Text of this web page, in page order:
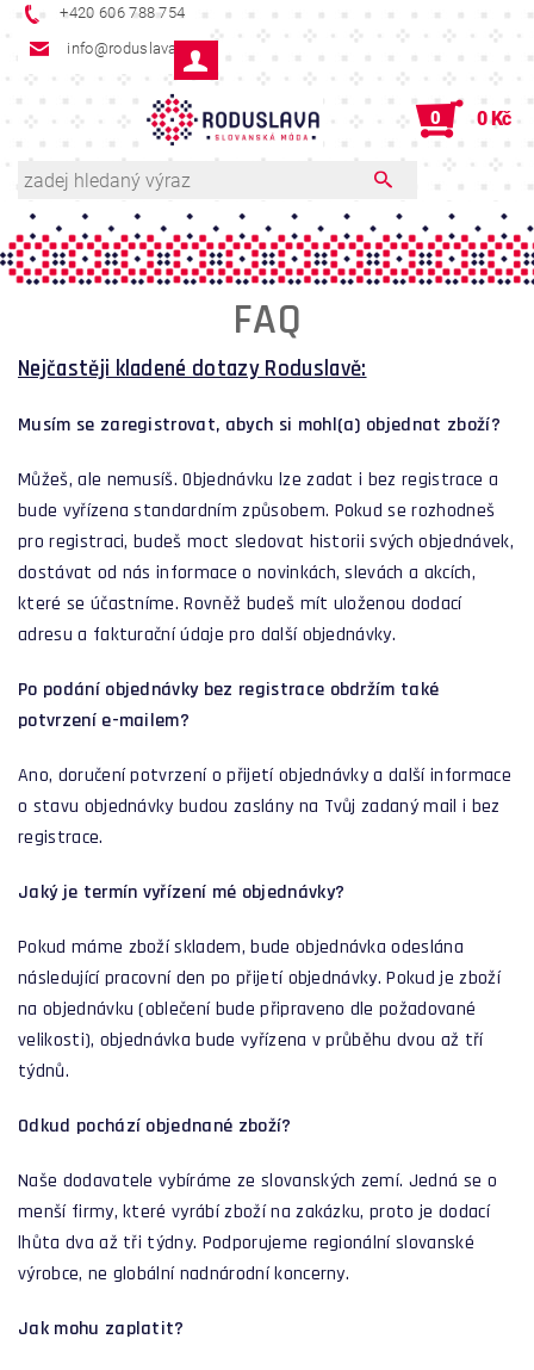
+420 606 788 754
info@roduslava.cz
0 0 Kč
FAQ
Nejčastěji kladené dotazy Roduslavě:
Musím se zaregistrovat, abych si mohl(a) objednat zboží?
Můžeš, ale nemusíš. Objednávku lze zadat i bez registrace a
bude vyřízena standardním způsobem. Pokud se rozhodneš
pro registraci, budeš moct sledovat historii svých objednávek,
dostávat od nás informace o novinkách, slevách a akcích,
které se účastníme. Rovněž budeš mít uloženou dodací
adresu a fakturační údaje pro další objednávky.
Po podání objednávky bez registrace obdržím také
potvrzení e-mailem?
Ano, doručení potvrzení o přijetí objednávky a další informace
o stavu objednávky budou zaslány na Tvůj zadaný mail i bez
registrace.
Jaký je termín vyřízení mé objednávky?
Pokud máme zboží skladem, bude objednávka odeslána
následující pracovní den po přijetí objednávky. Pokud je zboží
na objednávku (oblečení bude připraveno dle požadované
velikosti), objednávka bude vyřízena v průběhu dvou až tří
týdnů.
Odkud pochází objednané zboží?
Naše dodavatele vybíráme ze slovanských zemí. Jedná se o
menší firmy, které vyrábí zboží na zakázku, proto je dodací
lhůta dva až tři týdny. Podporujeme regionální slovanské
výrobce, ne globální nadnárodní koncerny.
Jak mohu zaplatit?